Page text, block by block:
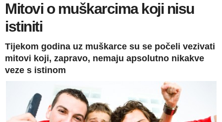
Mitovi o muškarcima koji nisu
istiniti
Tijekom godina uz muškarce su se počeli vezivati
mitovi koji, zapravo, nemaju apsolutno nikakve
veze s istinom